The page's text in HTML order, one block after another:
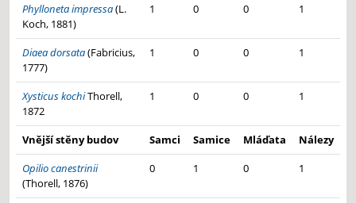
Phylloneta impressa(L.
Koch, 1881)
1 0 0 1
Diaea dorsata(Fabricius,
1777)
1 0 0 1
Xysticus kochiThorell,
1872
1 0 0 1
Vnější stěny budov Samci Samice Mláďata
Nálezy
Opilio canestrinii
(Thorell, 1876)
0 1 0 1